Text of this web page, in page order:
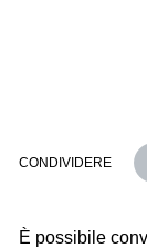
CONDIVIDERE
È possibile